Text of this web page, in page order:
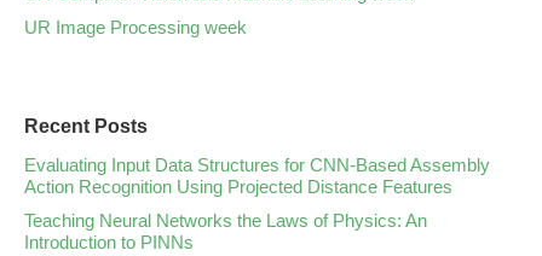
UR Image Processing week
Recent Posts
Evaluating Input Data Structures for CNN-Based Assembly
Action Recognition Using Projected Distance Features
Teaching Neural Networks the Laws of Physics: An
Introduction to PINNs